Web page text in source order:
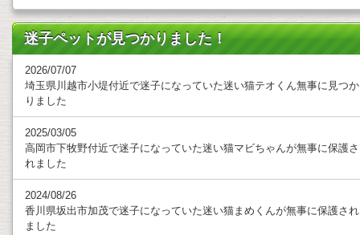
迷子ペットが見つかりました！
2026/07/07
埼玉県川越市小堤付近で迷子になっていた迷い猫テオくん無事に見つか
りました
2025/03/05
高岡市下牧野付近で迷子になっていた迷い猫マビちゃんが無事に保護さ
れました
2024/08/26
香川県坂出市加茂で迷子になっていた迷い猫まめくんが無事に保護され
ました